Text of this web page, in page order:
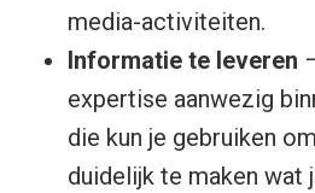
media-activiteiten.
Informatie te leveren
expertise aanwezig
die kun je gebruiken
duidelijk te maken wat